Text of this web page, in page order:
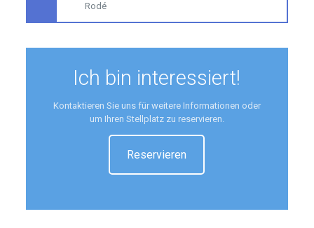
Rodé
Ich bin interessiert!
Kontaktieren Sie uns für weitere Informationen oder
um Ihren Stellplatz zu reservieren.
Reservieren